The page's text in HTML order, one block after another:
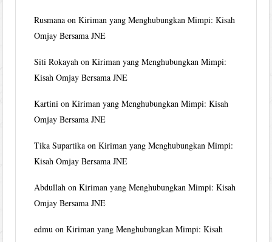
Rusmana onKiriman yang Menghubungkan Mimpi: Kisah
Omjay Bersama JNE
Siti Rokayah onKiriman yang Menghubungkan Mimpi:
Kisah Omjay Bersama JNE
Kartini onKiriman yang Menghubungkan Mimpi: Kisah
Omjay Bersama JNE
Tika Supartika onKiriman yang Menghubungkan Mimpi:
Kisah Omjay Bersama JNE
Abdullah onKiriman yang Menghubungkan Mimpi: Kisah
Omjay Bersama JNE
edmu onKiriman yang Menghubungkan Mimpi: Kisah